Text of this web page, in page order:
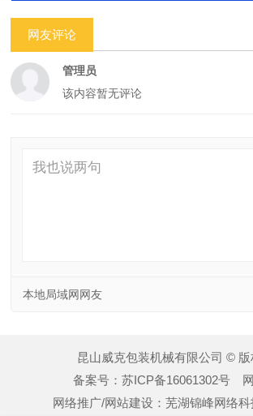
网友评论
管理员
该内容暂无评论
本地局域网网友
昆山威克包装机械有限公司 © 版
备案号： 苏ICP备16061302号
网络推广/网站建设： 芜湖锦峰网络科